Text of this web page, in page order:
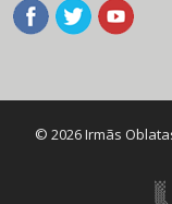
© 2026 Irmãs